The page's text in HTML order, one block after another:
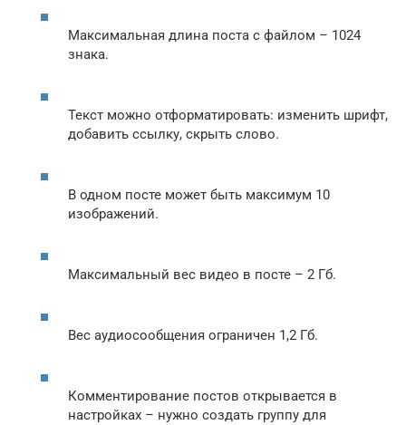
Максимальная длина поста с файлом – 1024
знака.
Текст можно отформатировать: изменить шрифт,
добавить ссылку, скрыть слово.
В одном посте может быть максимум 10
изображений.
Максимальный вес видео в посте – 2 Гб.
Вес аудиосообщения ограничен 1,2 Гб.
Комментирование постов открывается в
настройках – нужно создать группу для